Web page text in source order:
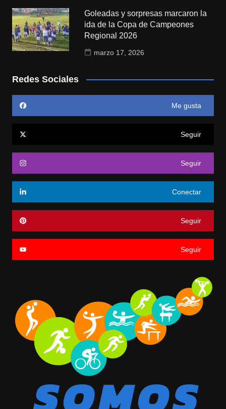
Goleadas y sorpresas marcaron la
ida de la Copa de Campeones
Regional 2026
marzo 17, 2026
Redes Sociales
Me gusta
Seguir
Seguir
Conectar
Seguir
Seguir